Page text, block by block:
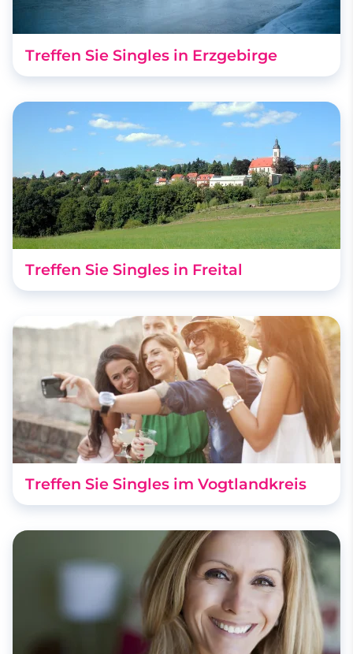
Treffen Sie Singles in Erzgebirge
Treffen Sie Singles in Freital
Treffen Sie Singles im Vogtlandkreis